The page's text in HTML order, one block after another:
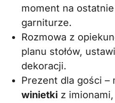
moment na
garniturze.
Rozmowa z
planu stołów,
dekoracji.
Prezent dla gości –
winietki z